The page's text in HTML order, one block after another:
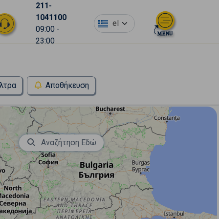
211-
1041100
09:00 -
23:00
el
Αποθήκευση
Αναζήτηση Εδώ